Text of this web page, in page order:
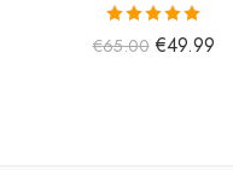
5 üzerinden
5.00oy aldı
€65.00 €49.99